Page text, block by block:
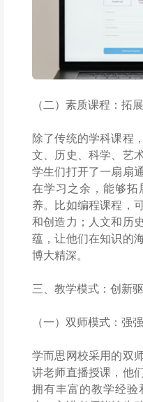
（二）素质课程：拓
除了传统的学科课程
文、历史、科学、艺
学生们打开了一扇扇
在学习之余，能够
养。比如编程课程，
和创造力；人文和历
蕴，让他们在知识的
博大精深。
三、教学模式：创新
（一）双师模式：强
学而思网校采用的双
讲老师直播授课，他
拥有丰富的教学经